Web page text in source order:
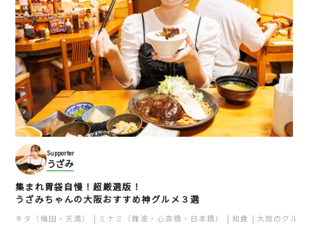
Supporter
うざみ
集まれ胃袋自慢！超厳選版！
うざみちゃんの大阪おすすめ神グルメ３選
キタ（梅田・天満） ミナミ（難波・心斎橋・日本橋） 和食 大阪のグルメ